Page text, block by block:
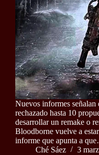
Nuevos informes
rechazado hasta 10
desarrollar un remake o
Bloodborne vuelve a
informe que apunta a
Ché Sáez
3